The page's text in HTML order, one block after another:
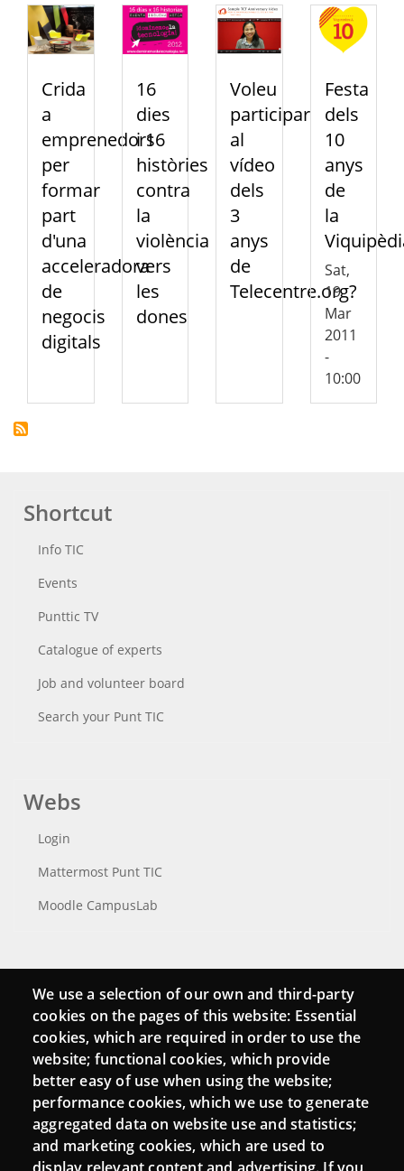
Crida
a
emprenedors
per
formar
part
d'una
acceleradora
de
negocis
digitals
16
dies
i 16
històries
contra
la
violència
vers
les
dones
Voleu
participar
al
vídeo
dels
3
anys
de
Telecentre.org?
Festa
dels
10
anys
de
la
Sat,
19
Mar
2011
-
10:00
Shortcut
Info TIC
Events
Punttic TV
Catalogue of experts
Job and volunteer board
Search your Punt TIC
Webs
Login
Mattermost Punt TIC
Moodle CampusLab
Connect
Contact
Newsletters
We use a selection of our own and third-party
cookies on the pages of this website: Essential
cookies, which are required in order to use the
website; functional cookies, which provide
better easy of use when using the website;
performance cookies, which we use to generate
aggregated data on website use and statistics;
and marketing cookies, which are used to